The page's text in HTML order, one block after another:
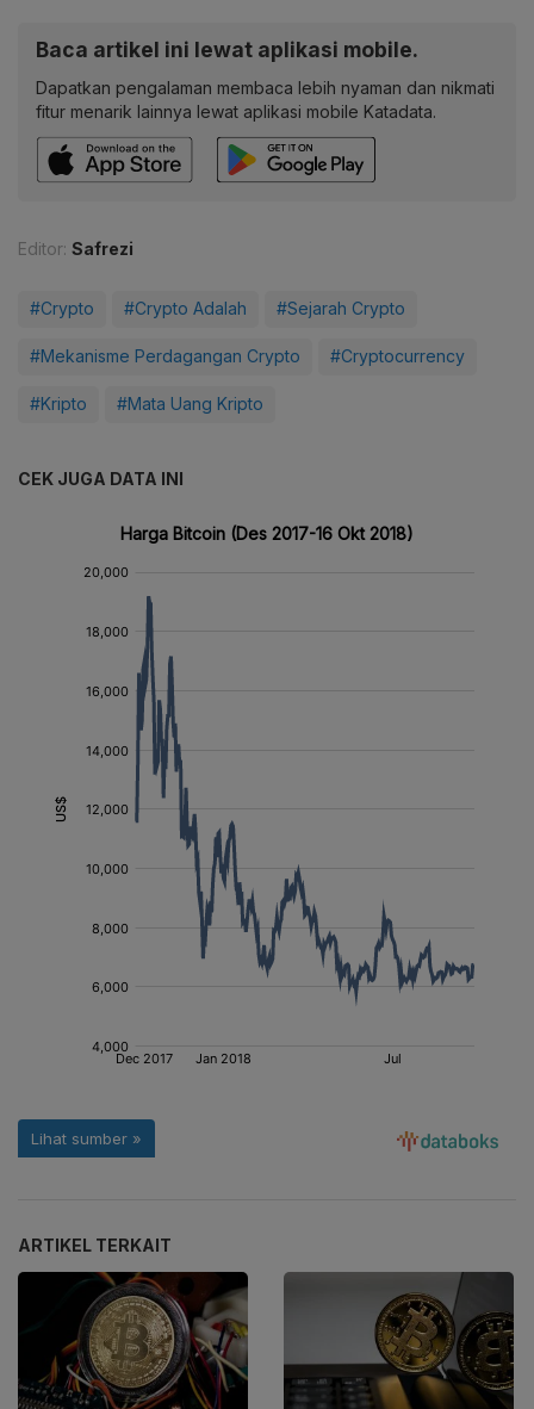
Baca artikel ini lewat aplikasi mobile.
Dapatkan pengalaman membaca lebih nyaman dan nikmati
fitur menarik lainnya lewat aplikasi mobile Katadata.
Editor: Safrezi
#Crypto #Crypto Adalah #Sejarah Crypto
#Mekanisme Perdagangan Crypto #Cryptocurrency
#Kripto #Mata Uang Kripto
CEK JUGA DATA INI
ARTIKEL TERKAIT